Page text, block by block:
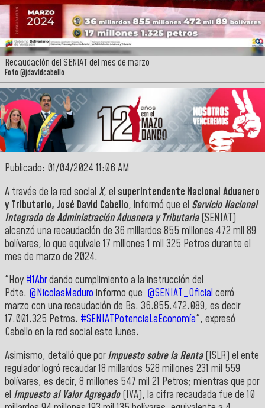
Recaudación del SENIAT del mes de marzo
Foto @jdavidcabello
Publicado: 01/04/2024 11:06 AM
A través de la red social X, el superintendente Nacional Aduanero
y Tributario, José David Cabello, informó que el Servicio Nacional
Integrado de Administración Aduanera y Tributaria(SENIAT)
alcanzó una recaudación de 36 millardos 855 millones 472 mil 89
bolívares, lo que equivale 17 millones 1 mil 325 Petros durante el
mes de marzo de 2024.
"Hoy #1Abrdando cumplimiento a la instrucción del
Pdte. @NicolasMaduro informo que @SENIAT_Oficial cerró
marzo con una recaudación de Bs. 36.855.472.089, es decir
17.001.325 Petros. #SENIATPotenciaLaEconomía", expresó
Cabello en la red social este lunes.
Asimismo, detalló que porImpuesto sobre la Renta(ISLR) el ente
regulador logró recaudar 18 millardos 528 millones 231 mil 559
bolívares, es decir, 8 millones 547 mil 21 Petros; mientras que por
el Impuesto al Valor Agregado(IVA), la cifra recaudada fue de 10